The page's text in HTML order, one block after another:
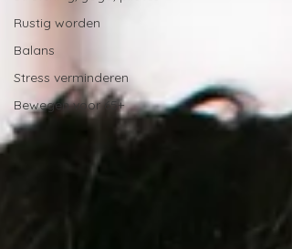
Rustig worden
Balans
Stress verminderen
Bewegen voor 65+